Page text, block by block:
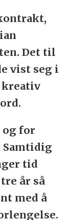
Det til
vist seg i
kreativ
og for
Samtidig
tid
år så
med å